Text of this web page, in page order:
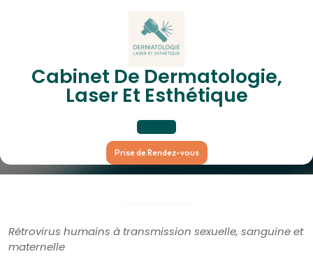
Cabinet De Dermatologie,
Laser Et Esthétique
Open
Button
Prise de Rendez-vous
HTLV-I / HTLV-II – Virus T-
Lymphotropes Humains
Rétrovirus humains à transmission sexuelle, sanguine et
maternelle